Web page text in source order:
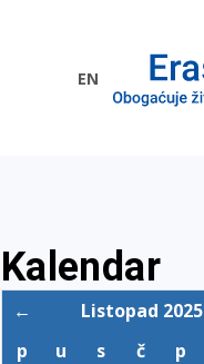
EN
Kalendar
← Listopad 2025
p
u s č p